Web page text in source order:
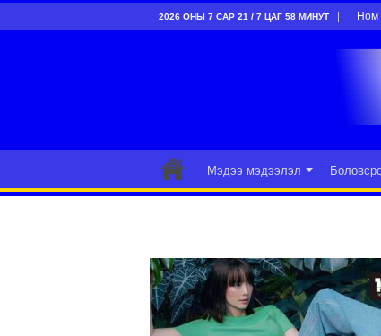
2026 ОНЫ 7 САР 21 / 7 ЦАГ 58 МИНУТ Ном
Мэдээ мэдээлэл